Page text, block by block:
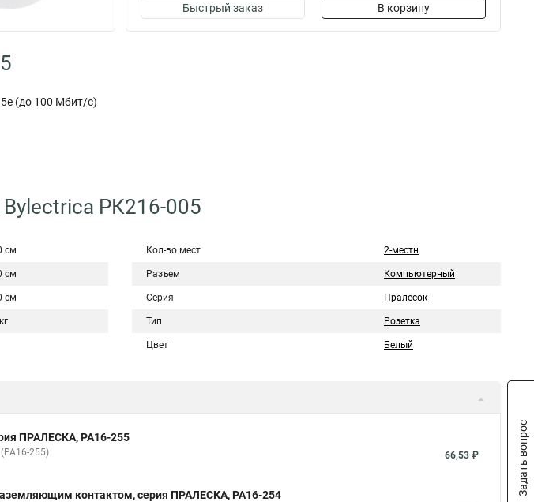
Быстрый заказ В корзину
(до 100 Мбит/с)
Bylectrica РК216-005
см
см
см
Кол-во мест 2-местн
Разъем Компьютерный
Серия Пралесок
Тип Розетка
Цвет Белый
ПРАЛЕСКА, РА16-255
255) 66,53 ₽
контактом, серия ПРАЛЕСКА, РА16-254 Задать вопрос